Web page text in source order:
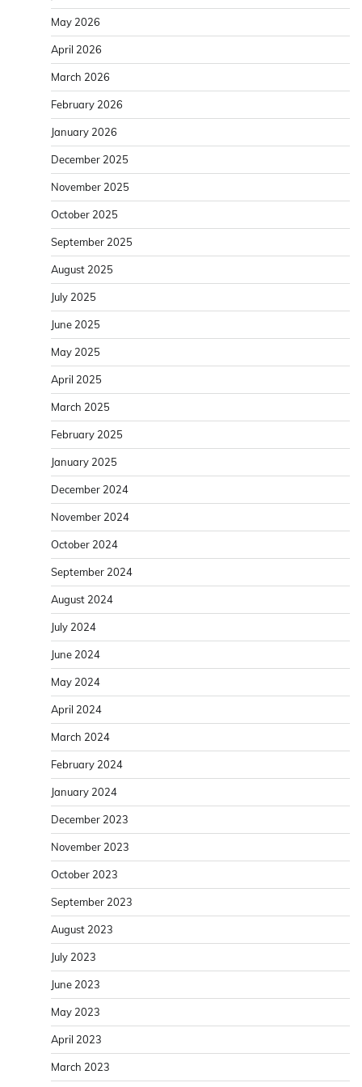
May 2026
April 2026
March 2026
February 2026
January 2026
December 2025
November 2025
October 2025
September 2025
August 2025
July 2025
June 2025
May 2025
April 2025
March 2025
February 2025
January 2025
December 2024
November 2024
October 2024
September 2024
August 2024
July 2024
June 2024
May 2024
April 2024
March 2024
February 2024
January 2024
December 2023
November 2023
October 2023
September 2023
August 2023
July 2023
June 2023
May 2023
April 2023
March 2023